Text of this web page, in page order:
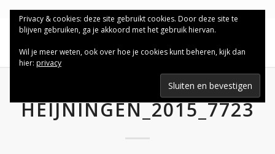
HEIJNINGEN_2015_7723
Privacy & cookies: deze site gebruikt cookies. Door deze site te
blijven gebruiken, ga je akkoord met het gebruik hiervan.
Wil je meer weten, ook over hoe je cookies kunt beheren, kijk dan
hier: privacy